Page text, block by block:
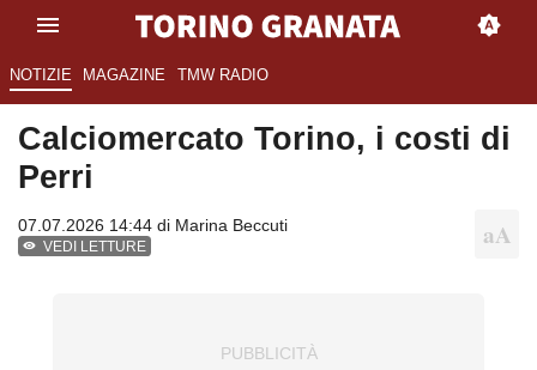
NOTIZIE MAGAZINE TMW RADIO
Calciomercato Torino, i costi di
Perri
07.07.2026 14:44 di Marina Beccuti
VEDI LETTURE